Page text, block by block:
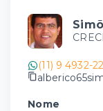
(11) 9 4932-
Nome